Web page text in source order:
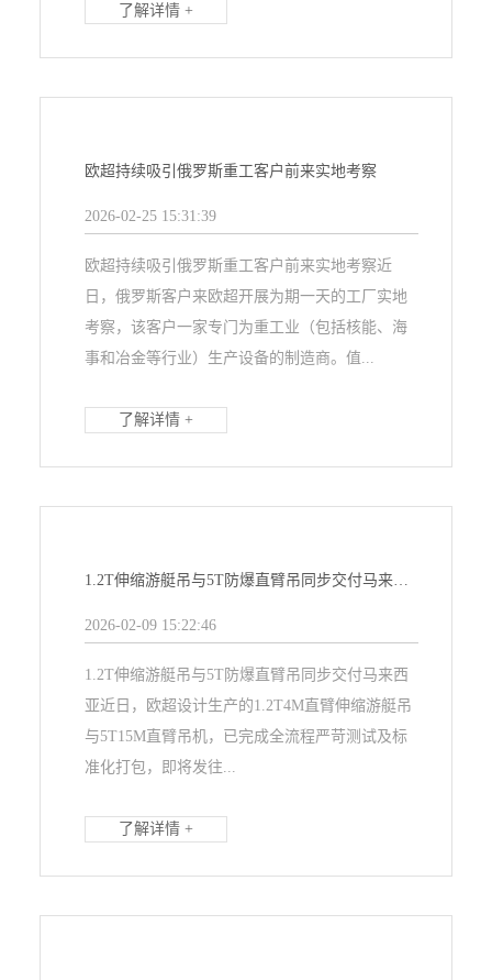
了解详情 +
欧超持续吸引俄罗斯重工客户前来实地考察
2026-02-25 15:31:39
欧超持续吸引俄罗斯重工客户前来实地考察近
日，俄罗斯客户来欧超开展为期一天的工厂实地
考察，该客户一家专门为重工业（包括核能、海
事和冶金等行业）生产设备的制造商。值...
了解详情 +
1.2T伸缩游艇吊与5T防爆直臂吊同步交付马来西亚
2026-02-09 15:22:46
1.2T伸缩游艇吊与5T防爆直臂吊同步交付马来西
亚近日，欧超设计生产的1.2T4M直臂伸缩游艇吊
与5T15M直臂吊机，已完成全流程严苛测试及标
准化打包，即将发往...
了解详情 +